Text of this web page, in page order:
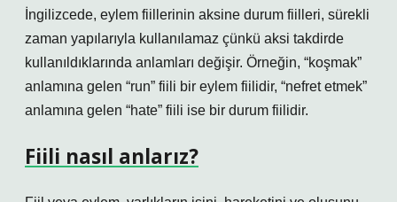
İngilizcede, eylem fiillerinin aksine durum fiilleri, sürekli
zaman yapılarıyla kullanılamaz çünkü aksi takdirde
kullanıldıklarında anlamları değişir. Örneğin, “koşmak”
anlamına gelen “run” fiili bir eylem fiilidir, “nefret etmek”
anlamına gelen “hate” fiili ise bir durum fiilidir.
Fiili nasıl anlarız?